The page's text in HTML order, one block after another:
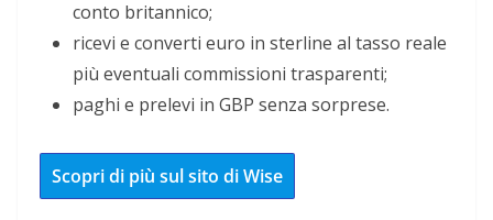
conto britannico;
ricevi e converti euro in sterline al tasso reale
più eventuali commissioni trasparenti;
paghi e prelevi in GBP senza sorprese.
Scopri di più sul sito di Wise